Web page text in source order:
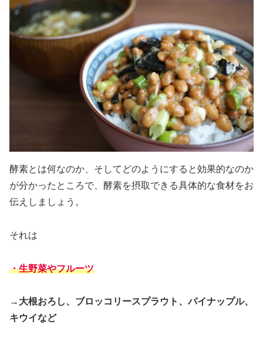
酵素とは何なのか、そしてどのようにすると効果的なのか
が分かったところで、酵素を摂取できる具体的な食材をお
伝えしましょう。
それは
・生野菜やフルーツ
→大根おろし、ブロッコリースプラウト、パイナップル、
キウイなど